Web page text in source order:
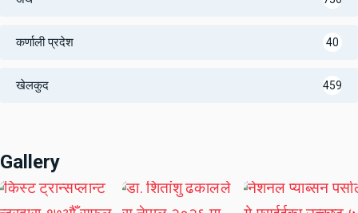
कर्णाली प्रदेश 40
खेलकुद 459
Gallery